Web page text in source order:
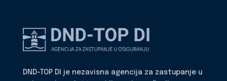
DND-TOP DI je nezavisna agencija za zastupanje u